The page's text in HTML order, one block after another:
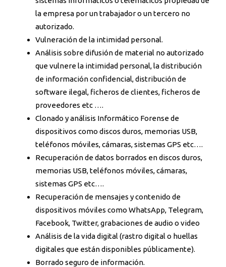
la empresa por un trabajador o un tercero no
autorizado.
Vulneración de la intimidad personal.
Análisis sobre difusión de material no autorizado
que vulnere la intimidad personal, la distribución
de información confidencial, distribución de
software ilegal, ficheros de clientes, ficheros de
proveedores etc ….
Clonado y análisis Informático Forense de
dispositivos como discos duros, memorias USB,
teléfonos móviles, cámaras, sistemas GPS etc….
Recuperación de datos borrados en discos duros,
memorias USB, teléfonos móviles, cámaras,
sistemas GPS etc….
Recuperación de mensajes y contenido de
dispositivos móviles como WhatsApp, Telegram,
Facebook, Twitter, grabaciones de audio o video
Análisis de la vida digital (rastro digital o huellas
digitales que están disponibles públicamente).
Borrado seguro de información.